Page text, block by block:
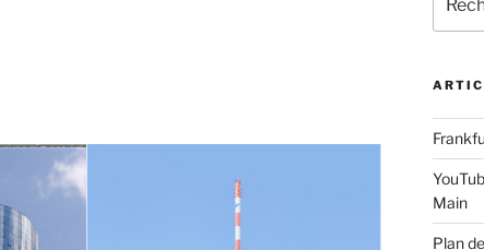
pour
:
Main
Plan